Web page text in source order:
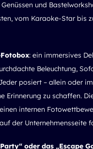
und
vom Karaoke-Star bis
: ein immersives
Beleuchtung,
posiert – allein oder
Erinnerung zu schaffen.
internen
der Unternehmensseite
oder das „Escape